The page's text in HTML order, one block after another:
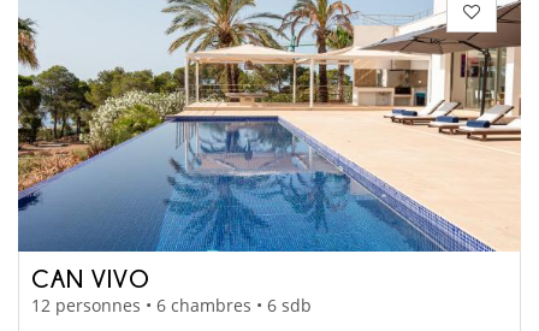
CAN VIVO
12 personnes • 6 chambres • 6 sdb